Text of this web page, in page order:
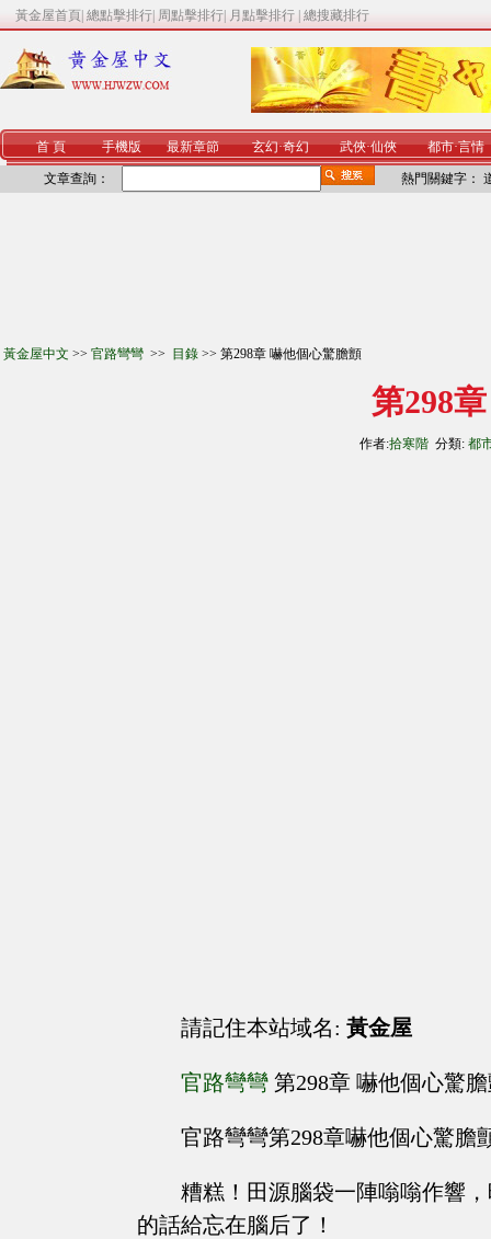
黃金屋首頁 總點擊排行 周點擊排行 月點擊排行 總搜藏排行
首 頁 手機版 最新章節 玄幻·奇幻 武俠·仙俠 都市·言情
文章查詢： 熱門關鍵字：
黃金屋中文 >> 官路彎彎 >> 目錄 >> 第298章 嚇他個心驚膽顫
第298
作者:拾寒階 分類: 都
請記住本站域名: 黃金屋
官路彎彎 第298章 嚇他個心驚
官路彎彎第298章嚇他個心驚膽
糟糕！田源腦袋一陣嗡嗡作響
的話給忘在腦后了！